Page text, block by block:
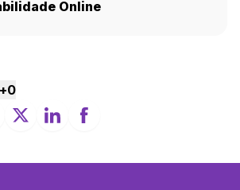
Online
+0